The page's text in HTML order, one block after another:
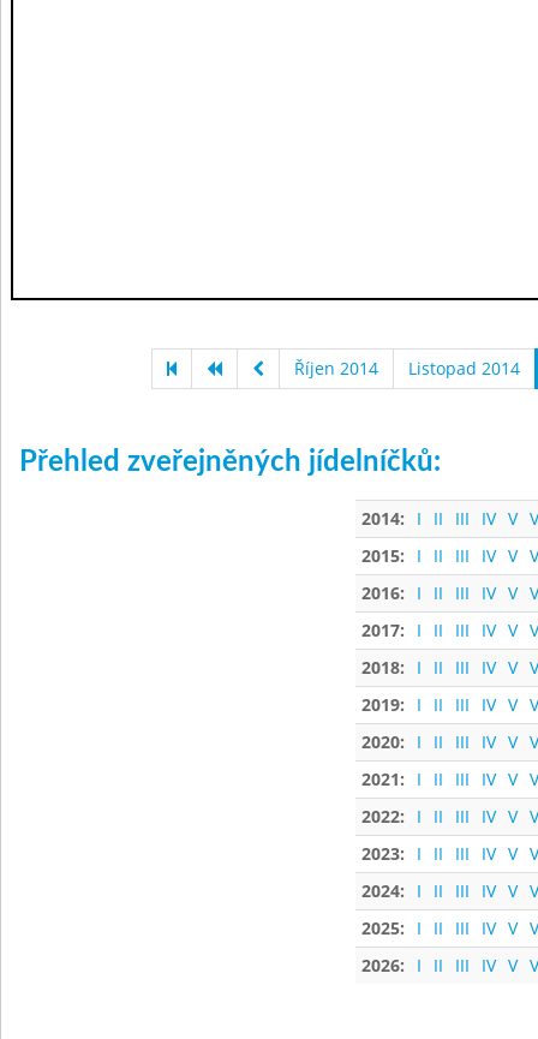
Říjen 2014 Listopad 2014
Přehled zveřejněných jídelníčků:
2014: I II III IV V
2015:
I II III IV V
2016:
I II III IV V
2017:
I II III IV V
2018:
I II III IV V
2019:
I II III IV V
2020:
I II III IV V
2021:
I II III IV V
2022:
I II III IV V
2023:
I II III IV V
2024:
I II III IV V
2025:
I II III IV V
2026:
I II III IV V